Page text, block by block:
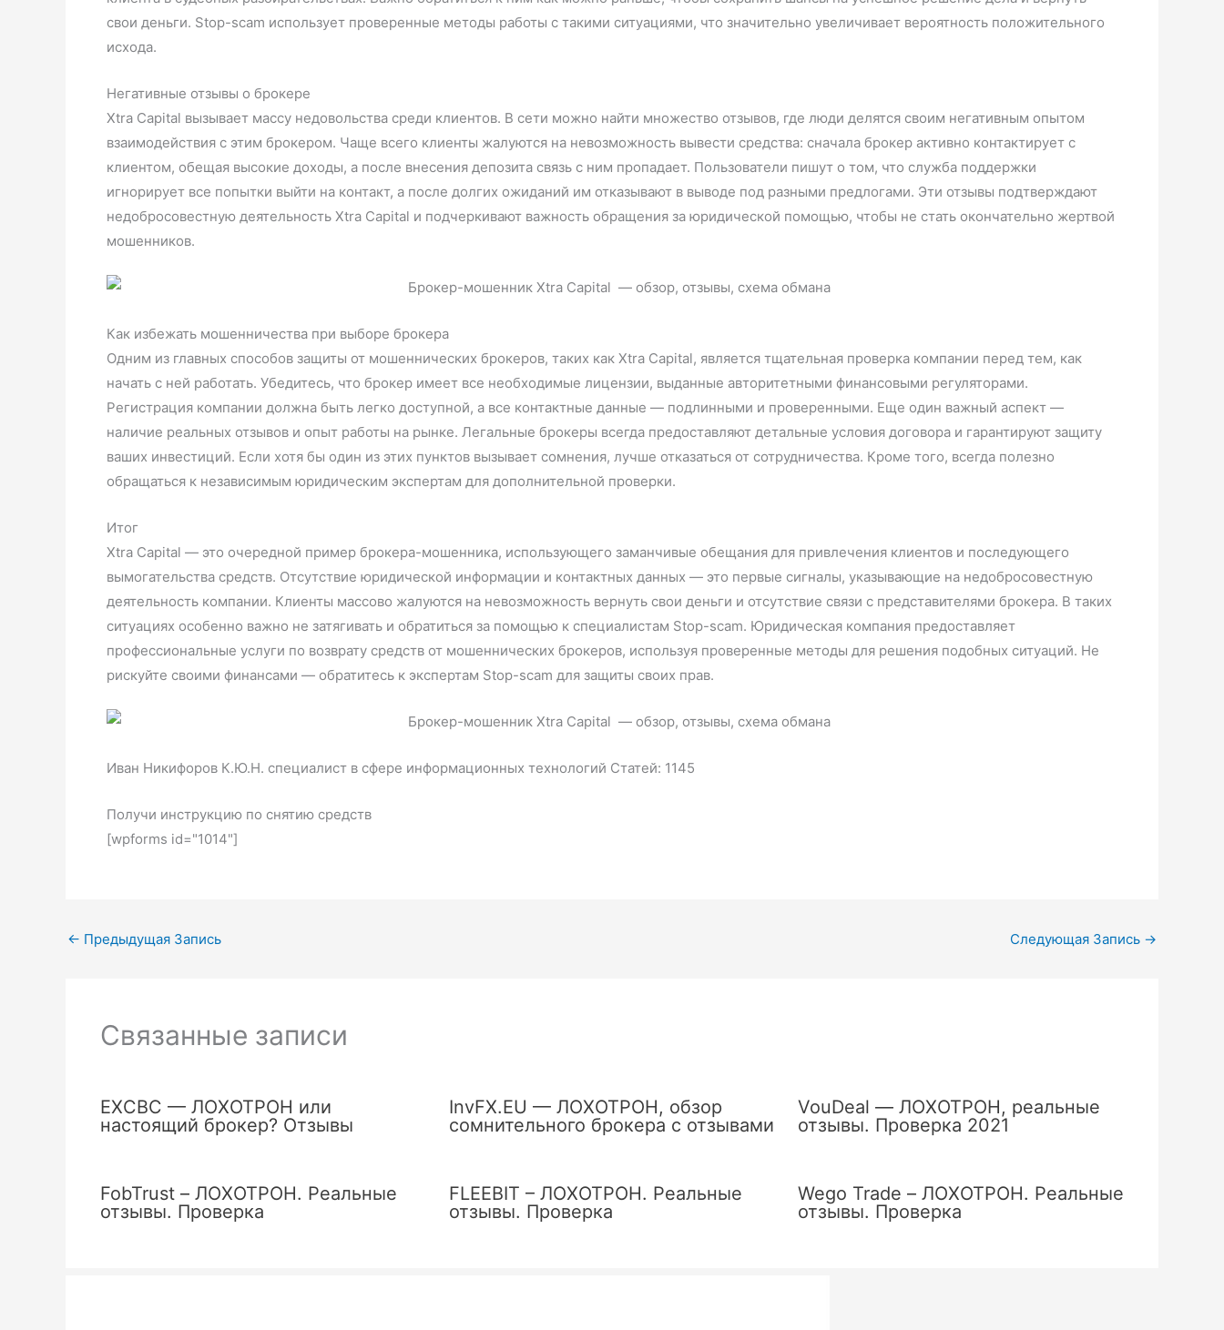
свои деньги. Stop-scam использует проверенные методы работы с такими ситуациями, что значительно увеличивает вероятность положительного
исхода.
Негативные отзывы о брокере
Xtra Capital вызывает массу недовольства среди клиентов. В сети можно найти множество отзывов, где люди делятся своим негативным опытом
взаимодействия с этим брокером. Чаще всего клиенты жалуются на невозможность вывести средства: сначала брокер активно контактирует с
клиентом, обещая высокие доходы, а после внесения депозита связь с ним пропадает. Пользователи пишут о том, что служба поддержки
игнорирует все попытки выйти на контакт, а после долгих ожиданий им отказывают в выводе под разными предлогами. Эти отзывы подтверждают
недобросовестную деятельность Xtra Capital и подчеркивают важность обращения за юридической помощью, чтобы не стать окончательно жертвой
мошенников.
Как избежать мошенничества при выборе брокера
Одним из главных способов защиты от мошеннических брокеров, таких как Xtra Capital, является тщательная проверка компании перед тем, как
начать с ней работать. Убедитесь, что брокер имеет все необходимые лицензии, выданные авторитетными финансовыми регуляторами.
Регистрация компании должна быть легко доступной, а все контактные данные — подлинными и проверенными. Еще один важный аспект —
наличие реальных отзывов и опыт работы на рынке. Легальные брокеры всегда предоставляют детальные условия договора и гарантируют защиту
ваших инвестиций. Если хотя бы один из этих пунктов вызывает сомнения, лучше отказаться от сотрудничества. Кроме того, всегда полезно
обращаться к независимым юридическим экспертам для дополнительной проверки.
Итог
Xtra Capital — это очередной пример брокера-мошенника, использующего заманчивые обещания для привлечения клиентов и последующего
вымогательства средств. Отсутствие юридической информации и контактных данных — это первые сигналы, указывающие на недобросовестную
деятельность компании. Клиенты массово жалуются на невозможность вернуть свои деньги и отсутствие связи с представителями брокера. В таких
ситуациях особенно важно не затягивать и обратиться за помощью к специалистам Stop-scam. Юридическая компания предоставляет
профессиональные услуги по возврату средств от мошеннических брокеров, используя проверенные методы для решения подобных ситуаций. Не
рискуйте своими финансами — обратитесь к экспертам Stop-scam для защиты своих прав.
Иван Никифоров К.Ю.Н. специалист в сфере информационных технологий Cтатей: 1145
Получи инструкцию по снятию средств
[wpforms id="1014"]
← Предыдущая Запись Следующая Запись →
Связанные записи
EXCBC — ЛОХОТРОН или
настоящий брокер? Отзывы
InvFX.EU — ЛОХОТРОН, обзор
сомнительного брокера с отзывами
VouDeal — ЛОХОТРОН, реальные
отзывы. Проверка 2021
FobTrust – ЛОХОТРОН. Реальные
отзывы. Проверка
FLEEBIT – ЛОХОТРОН. Реальные
отзывы. Проверка
Wego Trade – ЛОХОТРОН. Реальные
отзывы. Проверка